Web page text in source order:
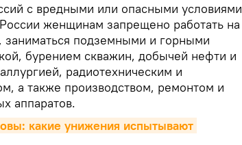
с вредными или опасными условиями
женщинам запрещено работать на
заниматься подземными и горными
бурением скважин, добычей нефти и
радиотехническим и
а также производством, ремонтом и
аппаратов.
какие унижения испытывают